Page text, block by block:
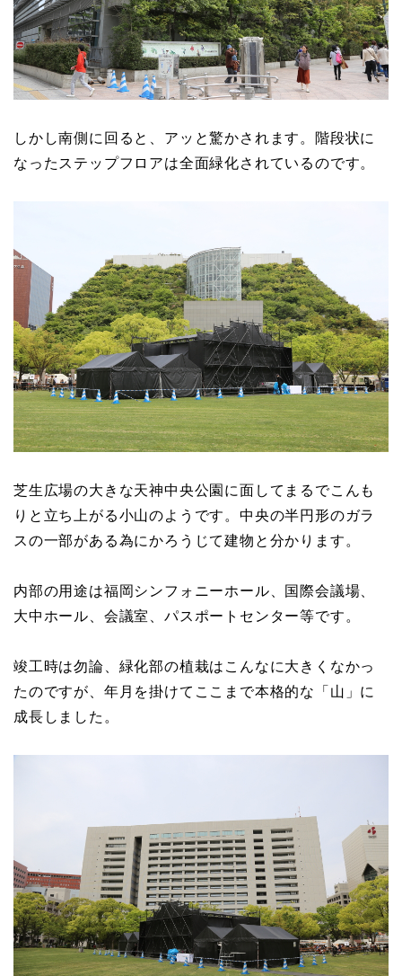
しかし南側に回ると、アッと驚かされます。階段状に
なったステップフロアは全面緑化されているのです。
芝生広場の大きな天神中央公園に面してまるでこんも
りと立ち上がる小山のようです。中央の半円形のガラ
スの一部がある為にかろうじて建物と分かります。
内部の用途は福岡シンフォニーホール、国際会議場、
大中ホール、会議室、パスポートセンター等です。
竣工時は勿論、緑化部の植栽はこんなに大きくなかっ
たのですが、年月を掛けてここまで本格的な「山」に
成長しました。